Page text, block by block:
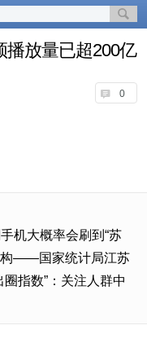
播放量已超200亿
0
机大概率会刷到“苏
构——国家统计局江苏
指数”：关注人群中